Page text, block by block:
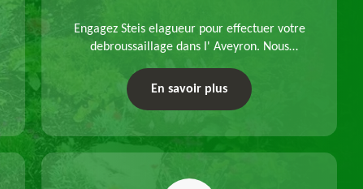
Engagez Steis elagueur pour effectuer votre
debroussaillage dans l' Aveyron. Nous
en fonction des caractéristiques du site.
Déplacements offerts.
En savoir plus